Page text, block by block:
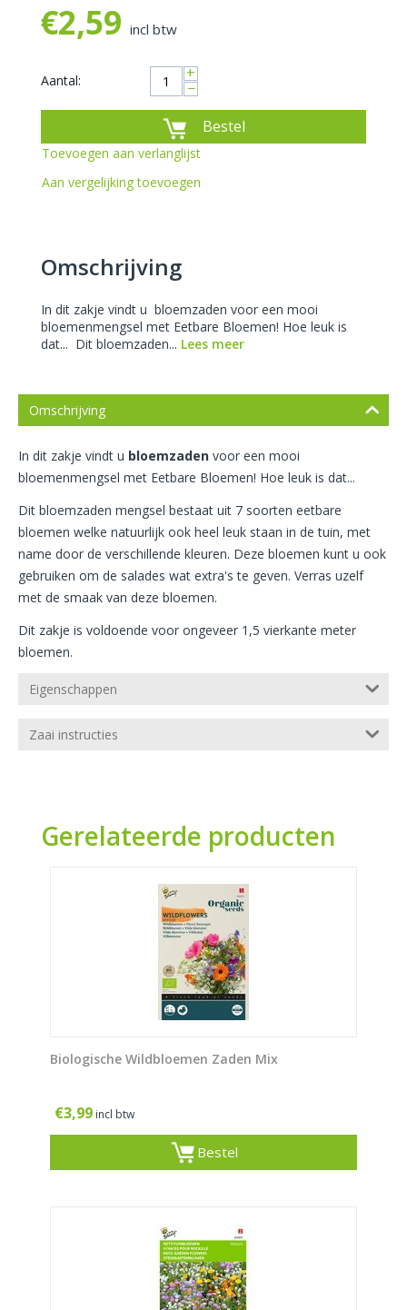
€2,59 incl btw
Aantal: +
−
Bestel
Toevoegen aan verlanglijst
Aan vergelijking toevoegen
Omschrijving
In dit zakje vindt u bloemzaden voor een mooi
bloemenmengsel met Eetbare Bloemen! Hoe leuk is
dat... Dit bloemzaden... Lees meer
Omschrijving
In dit zakje vindt u bloemzaden voor een mooi
bloemenmengsel met Eetbare Bloemen! Hoe leuk is dat...
Dit bloemzaden mengsel bestaat uit 7 soorten eetbare
bloemen welke natuurlijk ook heel leuk staan in de tuin, met
name door de verschillende kleuren. Deze bloemen kunt u ook
gebruiken om de salades wat extra's te geven. Verras uzelf
met de smaak van deze bloemen.
Dit zakje is voldoende voor ongeveer 1,5 vierkante meter
bloemen.
Eigenschappen
Zaai instructies
Gerelateerde producten
Biologische Wildbloemen Zaden Mix
€3,99 incl btw
Bestel